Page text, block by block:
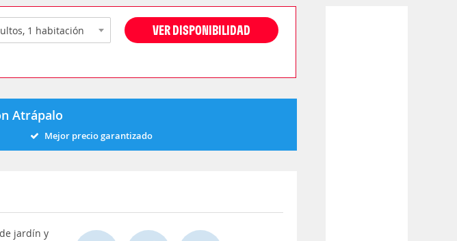
VER DISPONIBILIDAD
Atrápalo
Mejor precio garantizado
jardín y